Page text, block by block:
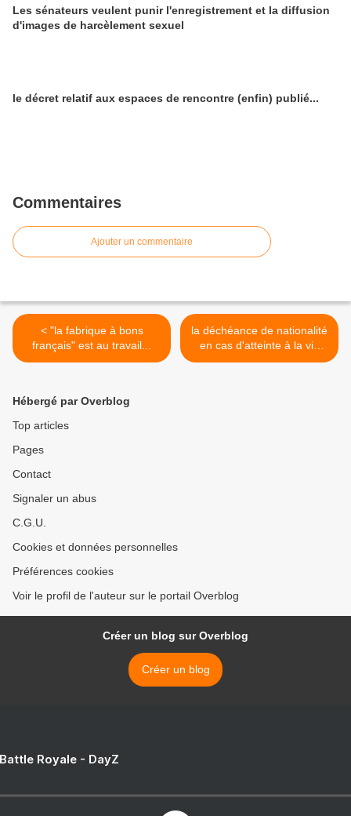
Les sénateurs veulent punir l'enregistrement et la diffusion
d'images de harcèlement sexuel
le décret relatif aux espaces de rencontre (enfin) publié...
Commentaires
Ajouter un commentaire
< "la fabrique à bons
français" est au travail...
la déchéance de nationalité
en cas d'atteinte à la vie
d'un dépositaire de
Hébergé par Overblog
Top articles
Pages
Contact
Signaler un abus
C.G.U.
Cookies et données personnelles
Préférences cookies
Voir le profil de l'auteur sur le portail Overblog
Créer un blog sur Overblog
Créer un blog
Royale - DayZ